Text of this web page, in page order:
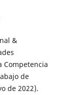
&
Competencia
de
de 2022).